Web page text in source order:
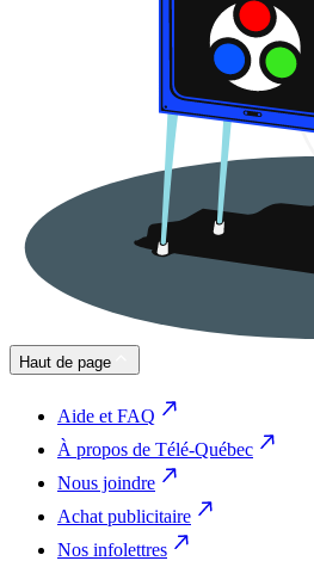
Haut de page
Aide et FAQ
À propos de Télé-Québec
Nous joindre
Achat publicitaire
Nos infolettres